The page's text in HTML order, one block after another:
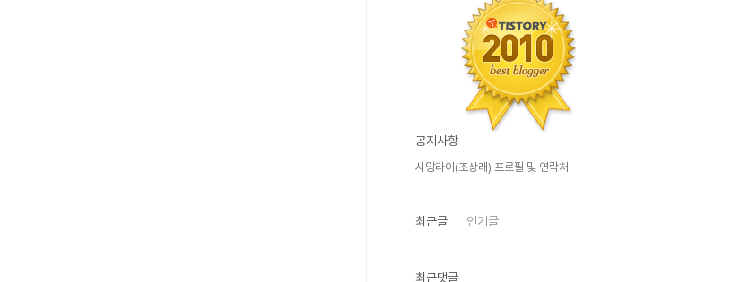
공지사항
시앙라이(조상래) 프로필 및 연락처
최근글 인기글
최근댓글